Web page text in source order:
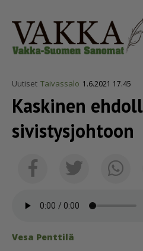
Uutiset Taivassalo 1.6.2021 17.45
Kaskinen
sivis­tys­johtoon
FacebookTwitter
Vesa Pent­ti­lä